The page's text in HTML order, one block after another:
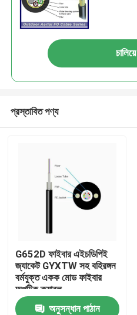
চালিয়ে
প্রস্তাবিত পণ্য
G652D ফাইবার এইচডিপিই
জ্যাকেট GYXTW সহ বহিরঙ্গন
বর্মযুক্ত একক মোড ফাইবার
অপটিক ক্যাবল
অনুসন্ধান পাঠান